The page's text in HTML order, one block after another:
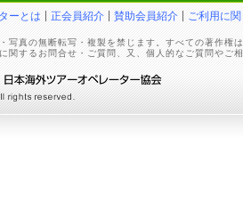
ーとは 正会員紹介 賛助会員紹介 ご利用に
写真の無断転写・複製を禁じます。すべての著作権
関するお問合せ・ご質問、又、個人的なご質問やご